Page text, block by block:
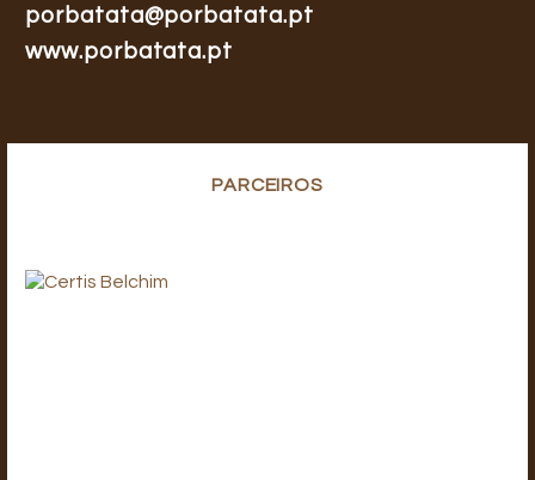
porbatata@porbatata.pt
www.porbatata.pt
PARCEIROS